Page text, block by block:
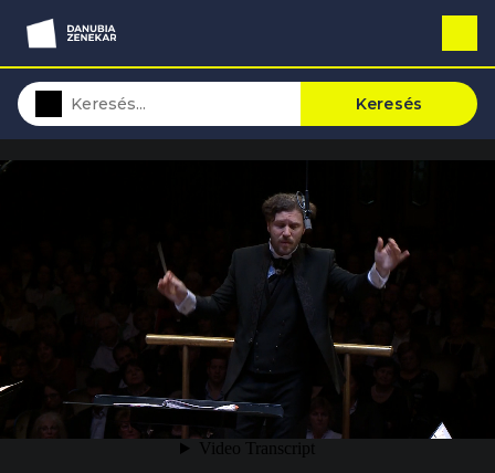
Keresés